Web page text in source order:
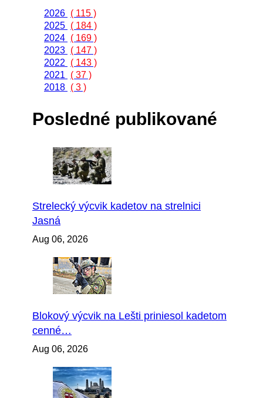
2026 ( 115 )
2025 ( 184 )
2024 ( 169 )
2023 ( 147 )
2022
( 143 )
2021
( 37 )
2018 ( 3 )
Posledné publikované
Strelecký výcvik kadetov na strelnici
Jasná
Aug 06, 2026
Blokový výcvik na Lešti priniesol kadetom
cenné…
Aug 06, 2026